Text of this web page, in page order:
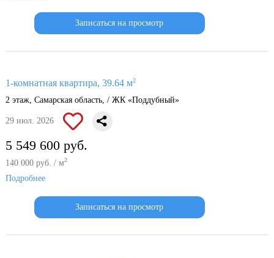
Записаться на просмотр
1-комнатная квартира, 39.64 м2
2 этаж, Самарская область, / ЖК «Поддубный»
29 июл. 2026
5 549 600 руб.
140 000 руб. / м2
Подробнее
Записаться на просмотр